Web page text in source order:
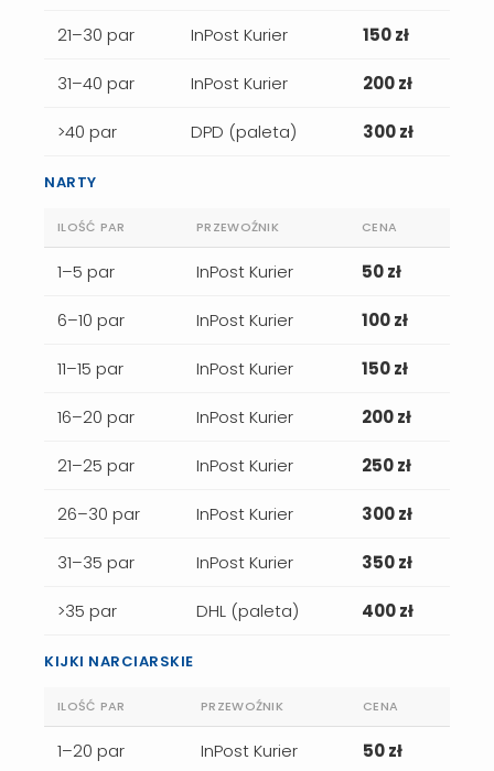
21–30 par InPost Kurier 150 zł
31–40 par InPost Kurier 200 zł
>40 par DPD (paleta) 300 zł
NARTY
ILOŚĆ PAR PRZEWOŹNIK CENA
1–5 par InPost Kurier 50 zł
6–10 par InPost Kurier 100 zł
11–15 par InPost Kurier 150 zł
16–20 par InPost Kurier 200 zł
21–25 par InPost Kurier 250 zł
26–30 par InPost Kurier 300 zł
31–35 par InPost Kurier 350 zł
>35 par DHL (paleta) 400 zł
KIJKI NARCIARSKIE
ILOŚĆ PAR PRZEWOŹNIK CENA
1–20 par InPost Kurier 50 zł